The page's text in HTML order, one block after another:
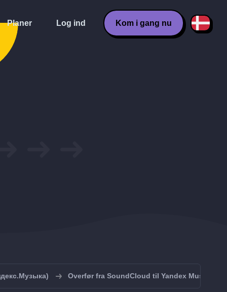
Planer Log ind Kom i gang nu
Overfør fra SoundCloud til Yandex Music